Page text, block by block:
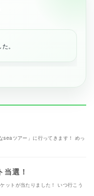
。
seaツアー」に行ってきます！ めっ
選！
ットが当たりました！ いつ行こう